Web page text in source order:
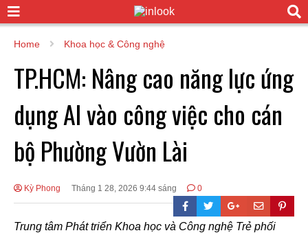
Home Khoa học & Công nghệ
TP.HCM: Nâng cao năng lực ứng
dụng AI vào công việc cho cán
bộ Phường Vườn Lài
Kỳ Phong Tháng 1 28, 2026 9:44 sáng 0
Trung tâm Phát triển Khoa học và Công nghệ Trẻ phối